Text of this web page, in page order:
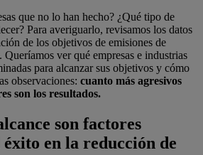
que no lo han hecho? ¿Qué tipo de
Para averiguarlo, revisamos los datos
de los objetivos de emisiones de
Queríamos ver qué empresas e industrias
para alcanzar sus objetivos y cómo
observaciones: cuanto más agresivos
son los resultados.
son factores
en la reducción de